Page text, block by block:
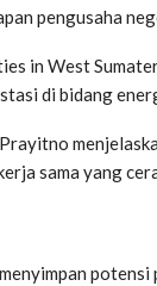
pengusaha
in West
di bidang
sama yang